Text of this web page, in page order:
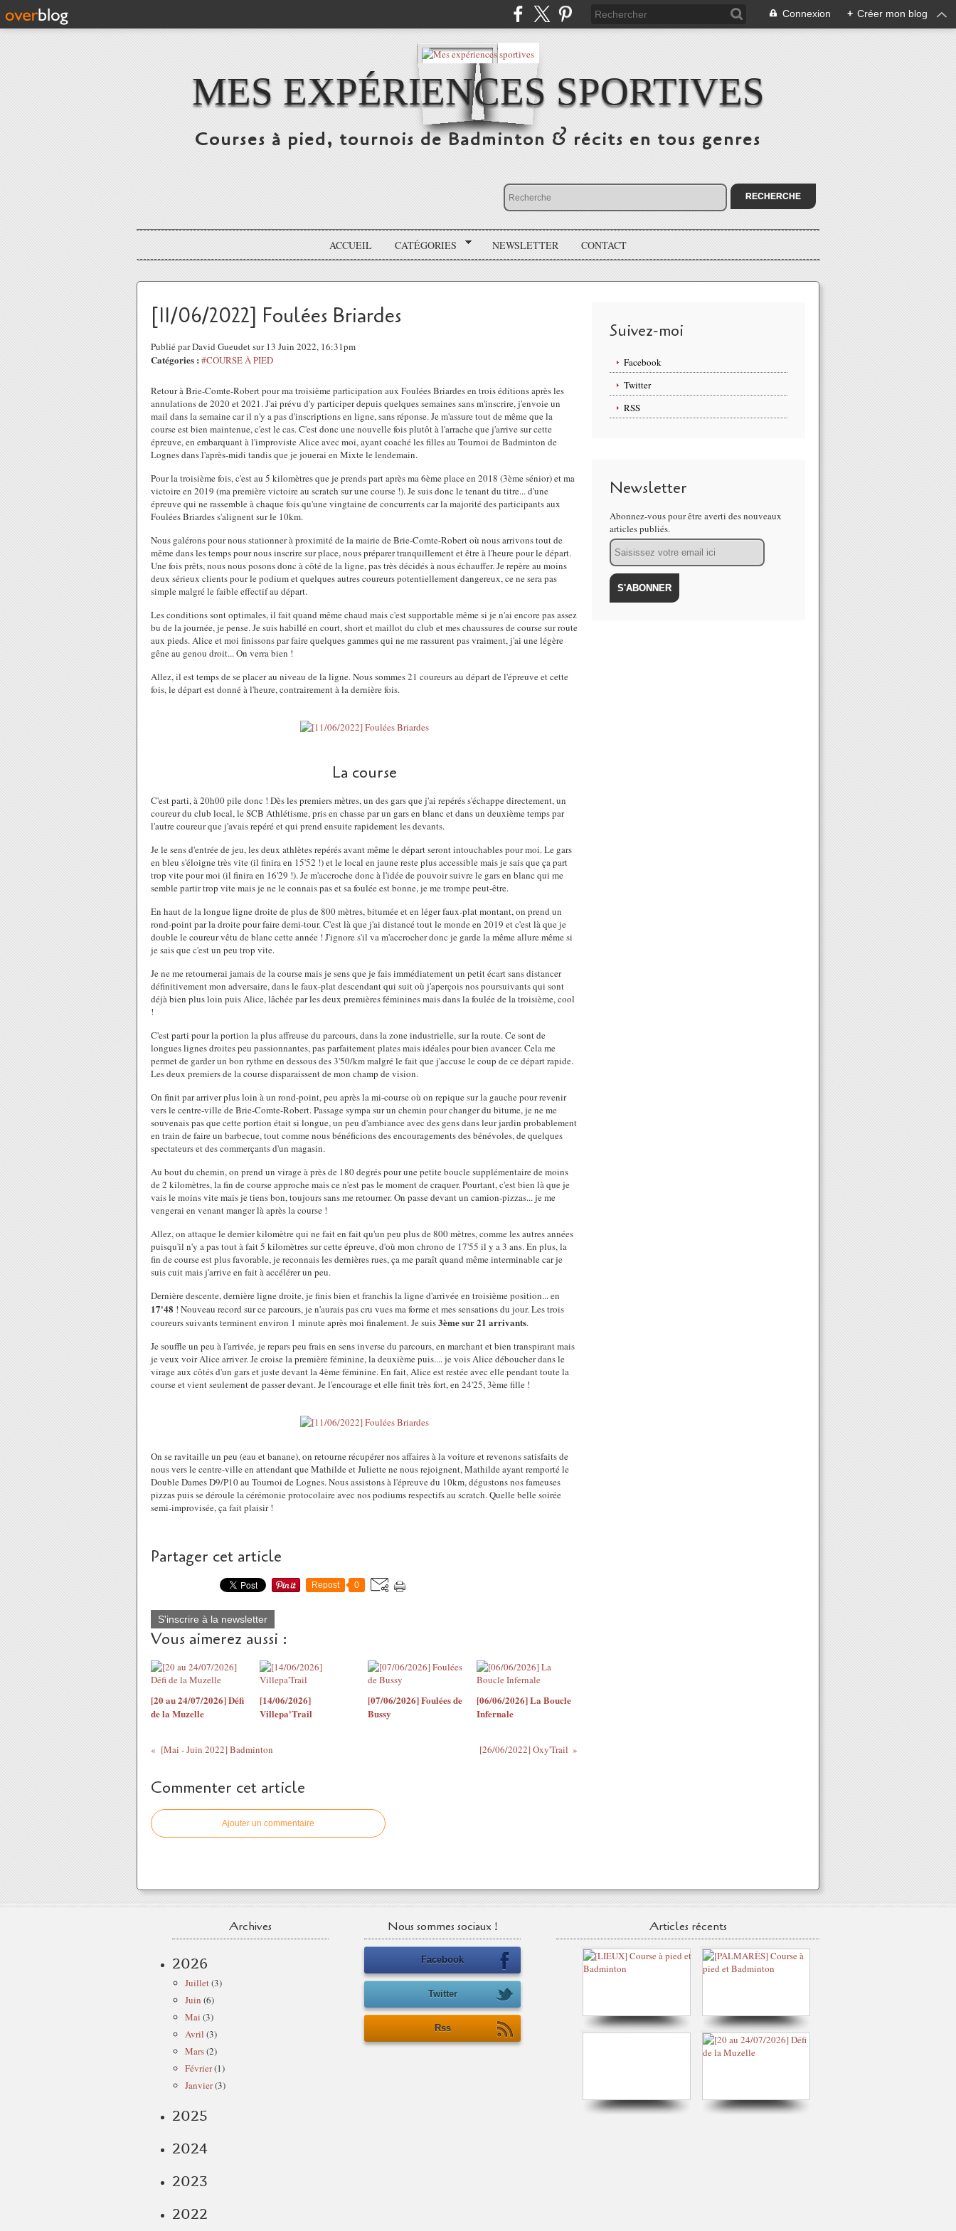
Connexion + Créer mon blog
MES EXPÉRIENCES SPORTIVES
Courses à pied, tournois de Badminton & récits en tous genres
ACCUEIL CATÉGORIES NEWSLETTER CONTACT
[11/06/2022] Foulées Briardes
Publié par David Gueudet sur 13 Juin 2022, 16:31pm
Catégories : #COURSE À PIED
Retour à Brie-Comte-Robert pour ma troisième participation aux Foulées Briardes en trois éditions après les
annulations de 2020 et 2021. J'ai prévu d'y participer depuis quelques semaines sans m'inscrire, j'envoie un
mail dans la semaine car il n'y a pas d'inscriptions en ligne, sans réponse. Je m'assure tout de même que la
course est bien maintenue, c'est le cas. C'est donc une nouvelle fois plutôt à l'arrache que j'arrive sur cette
épreuve, en embarquant à l'improviste Alice avec moi, ayant coaché les filles au Tournoi de Badminton de
Lognes dans l'après-midi tandis que je jouerai en Mixte le lendemain.
Pour la troisième fois, c'est au 5 kilomètres que je prends part après ma 6ème place en 2018 (3ème sénior) et ma
victoire en 2019 (ma première victoire au scratch sur une course !). Je suis donc le tenant du titre... d'une
épreuve qui ne rassemble à chaque fois qu'une vingtaine de concurrents car la majorité des participants aux
Foulées Briardes s'alignent sur le 10km.
Nous galérons pour nous stationner à proximité de la mairie de Brie-Comte-Robert où nous arrivons tout de
même dans les temps pour nous inscrire sur place, nous préparer tranquillement et être à l'heure pour le départ.
Une fois prêts, nous nous posons donc à côté de la ligne, pas très décidés à nous échauffer. Je repère au moins
deux sérieux clients pour le podium et quelques autres coureurs potentiellement dangereux, ce ne sera pas
simple malgré le faible effectif au départ.
Les conditions sont optimales, il fait quand même chaud mais c'est supportable même si je n'ai encore pas assez
bu de la journée, je pense. Je suis habillé en court, short et maillot du club et mes chaussures de course sur route
aux pieds. Alice et moi finissons par faire quelques gammes qui ne me rassurent pas vraiment, j'ai une légère
gêne au genou droit... On verra bien !
Allez, il est temps de se placer au niveau de la ligne. Nous sommes 21 coureurs au départ de l'épreuve et cette
fois, le départ est donné à l'heure, contrairement à la dernière fois.
La course
C'est parti, à 20h00 pile donc ! Dès les premiers mètres, un des gars que j'ai repérés s'échappe directement, un
coureur du club local, le SCB Athlétisme, pris en chasse par un gars en blanc et dans un deuxième temps par
l'autre coureur que j'avais repéré et qui prend ensuite rapidement les devants.
Je le sens d'entrée de jeu, les deux athlètes repérés avant même le départ seront intouchables pour moi. Le gars
en bleu s'éloigne très vite (il finira en 15'52 !) et le local en jaune reste plus accessible mais je sais que ça part
trop vite pour moi (il finira en 16'29 !). Je m'accroche donc à l'idée de pouvoir suivre le gars en blanc qui me
semble partir trop vite mais je ne le connais pas et sa foulée est bonne, je me trompe peut-être.
En haut de la longue ligne droite de plus de 800 mètres, bitumée et en léger faux-plat montant, on prend un
rond-point par la droite pour faire demi-tour. C'est là que j'ai distancé tout le monde en 2019 et c'est là que je
double le coureur vêtu de blanc cette année ! J'ignore s'il va m'accrocher donc je garde la même allure même si
je sais que c'est un peu trop vite.
Je ne me retournerai jamais de la course mais je sens que je fais immédiatement un petit écart sans distancer
définitivement mon adversaire, dans le faux-plat descendant qui suit où j'aperçois nos poursuivants qui sont
déjà bien plus loin puis Alice, lâchée par les deux premières féminines mais dans la foulée de la troisième, cool
!
C'est parti pour la portion la plus affreuse du parcours, dans la zone industrielle, sur la route. Ce sont de
longues lignes droites peu passionnantes, pas parfaitement plates mais idéales pour bien avancer. Cela me
permet de garder un bon rythme en dessous des 3'50/km malgré le fait que j'accuse le coup de ce départ rapide.
Les deux premiers de la course disparaissent de mon champ de vision.
On finit par arriver plus loin à un rond-point, peu après la mi-course où on repique sur la gauche pour revenir
vers le centre-ville de Brie-Comte-Robert. Passage sympa sur un chemin pour changer du bitume, je ne me
souvenais pas que cette portion était si longue, un peu d'ambiance avec des gens dans leur jardin probablement
en train de faire un barbecue, tout comme nous bénéficions des encouragements des bénévoles, de quelques
spectateurs et des commerçants d'un magasin.
Au bout du chemin, on prend un virage à près de 180 degrés pour une petite boucle supplémentaire de moins
de 2 kilomètres, la fin de course approche mais ce n'est pas le moment de craquer. Pourtant, c'est bien là que je
vais le moins vite mais je tiens bon, toujours sans me retourner. On passe devant un camion-pizzas... je me
vengerai en venant manger là après la course !
Allez, on attaque le dernier kilomètre qui ne fait en fait qu'un peu plus de 800 mètres, comme les autres années
puisqu'il n'y a pas tout à fait 5 kilomètres sur cette épreuve, d'où mon chrono de 17'55 il y a 3 ans. En plus, la
fin de course est plus favorable, je reconnais les dernières rues, ça me paraît quand même interminable car je
suis cuit mais j'arrive en fait à accélérer un peu.
Dernière descente, dernière ligne droite, je finis bien et franchis la ligne d'arrivée en troisième position... en
17'48 ! Nouveau record sur ce parcours, je n'aurais pas cru vues ma forme et mes sensations du jour. Les trois
coureurs suivants terminent environ 1 minute après moi finalement. Je suis3ème sur 21 arrivants.
Je souffle un peu à l'arrivée, je repars peu frais en sens inverse du parcours, en marchant et bien transpirant mais
je veux voir Alice arriver. Je croise la première féminine, la deuxième puis.... je vois Alice déboucher dans le
virage aux côtés d'un gars et juste devant la 4ème féminine. En fait, Alice est restée avec elle pendant toute la
course et vient seulement de passer devant. Je l'encourage et elle finit très fort, en 24'25, 3ème fille !
On se ravitaille un peu (eau et banane), on retourne récupérer nos affaires à la voiture et revenons satisfaits de
nous vers le centre-ville en attendant que Mathilde et Juliette ne nous rejoignent, Mathilde ayant remporté le
Double Dames D9/P10 au Tournoi de Lognes. Nous assistons à l'épreuve du 10km, dégustons nos fameuses
pizzas puis se déroule la cérémonie protocolaire avec nos podiums respectifs au scratch. Quelle belle soirée
semi-improvisée, ça fait plaisir !
Partager cet article
Repost 0
S'inscrire à la newsletter
Vous aimerez aussi :
[20 au 24/07/2026] Défi
de la Muzelle
[14/06/2026]
Villepa'Trail
[07/06/2026] Foulées de
Bussy
[06/06/2026] La Boucle
Infernale
[Mai - Juin 2022] Badminton [26/06/2022] Oxy'Trail
Commenter cet article
Ajouter un commentaire
Suivez-moi
Facebook
Twitter
RSS
Newsletter
Abonnez-vous pour être averti des nouveaux
articles publiés.
Email
Archives
2026
Juillet(3)
Juin (6)
Mai (3)
Avril (3)
Mars(2)
Février(1)
Janvier(3)
2025
2024
2023
2022
Nous sommes sociaux !
Facebook
Twitter
Rss
Articles récents